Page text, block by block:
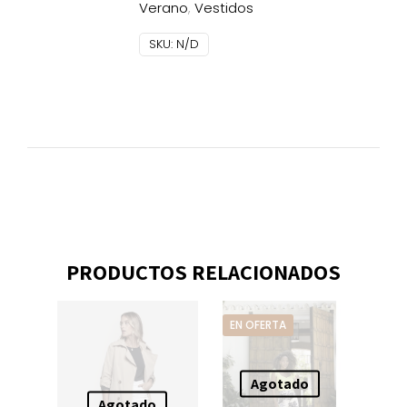
Verano, Vestidos
SKU: N/D
PRODUCTOS RELACIONADOS
EN OFERTA
Agotado